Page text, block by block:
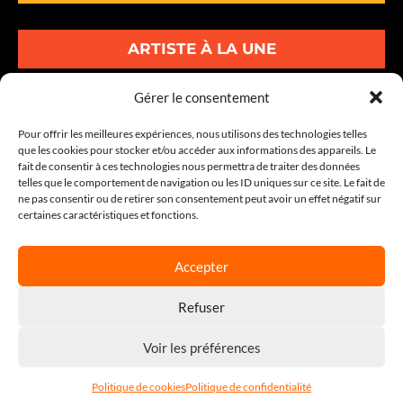
Gérer le consentement
Pour offrir les meilleures expériences, nous utilisons des technologies telles
que les cookies pour stocker et/ou accéder aux informations des appareils. Le
fait de consentir à ces technologies nous permettra de traiter des données
telles que le comportement de navigation ou les ID uniques sur ce site. Le fait de
ne pas consentir ou de retirer son consentement peut avoir un effet négatif sur
certaines caractéristiques et fonctions.
Accepter
Refuser
Voir les préférences
Politique de cookiesPolitique de confidentialité
ARTISTE À LA UNE
ALBUMS À LA UNE
INFOS À LA UNE
30-34 Av. Graham Bell Lot A1
77600 BUSSY-SAINT-GEORGES
Tel : 01 86 64 04 00
Mentions légales|Politiques des cookies